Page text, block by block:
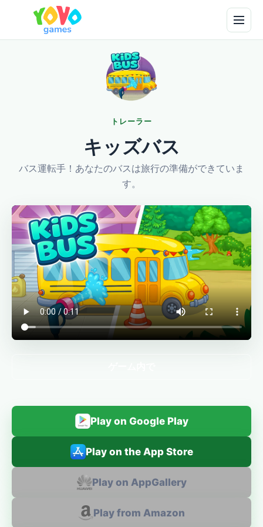
トレーラー
キッズバス
バス運転手！あなたのバスは旅行の準備ができていま
す。
Play on Google Play
Play on the App Store
Play on AppGallery
Play from Amazon